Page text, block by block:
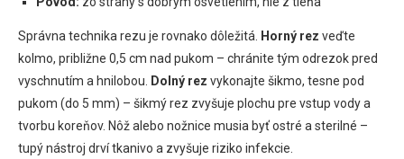
Správna technika rezu je rovnako dôležitá. Horný rez veďte
kolmo, približne 0,5 cm nad pukom – chránite tým odrezok pred
vyschnutím a hnilobou. Dolný rez vykonajte šikmo, tesne pod
pukom (do 5 mm) – šikmý rez zvyšuje plochu pre vstup vody a
tvorbu koreňov. Nôž alebo nožnice musia byť ostré a sterilné –
tupý nástroj drví tkanivo a zvyšuje riziko infekcie.